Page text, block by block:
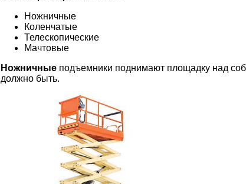
Ножничные
Коленчатые
Телескопические
Мачтовые
Ножничные подъемники поднимают площадку над
должно быть.